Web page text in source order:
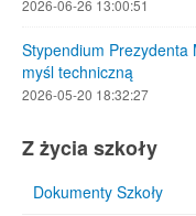
2026-06-26 13:00:51
Stypendium Prezydenta
myśl techniczną
2026-05-20 18:32:27
Z życia szkoły
Dokumenty Szkoły